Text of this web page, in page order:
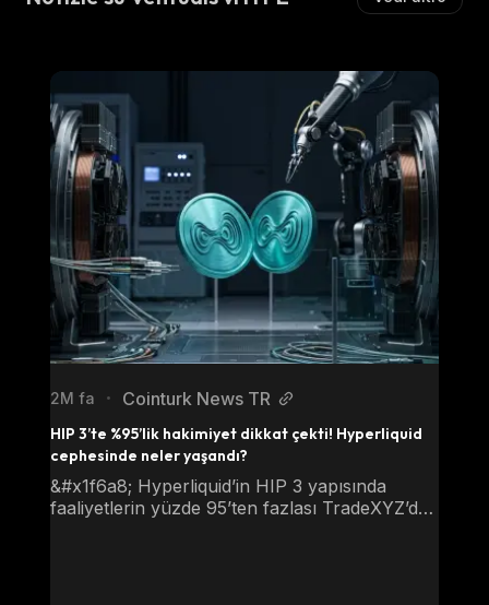
2M fa • Cointurk News TR
HIP 3’te %95’lik hakimiyet dikkat çekti! Hyperliquid
cephesinde neler yaşandı?
&#x1f6a8; Hyperliquid’in HIP 3 yapısında
faaliyetlerin yüzde 95’ten fazlası TradeXYZ’de